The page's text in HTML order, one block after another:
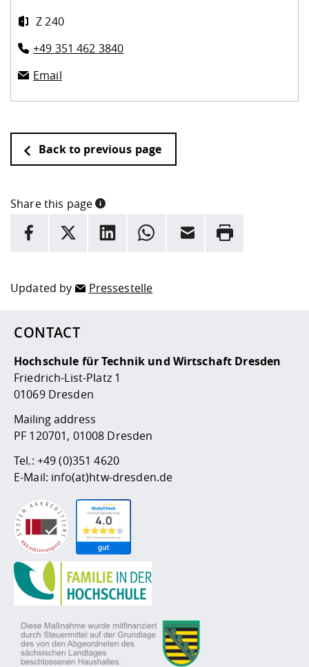
Z 240
+49 351 462 3840
Email
Back to previous page
Share this page
INFORMATION
facebook
X LinkedInwhatsappEmail Rrint
Updated by Pressestelle
CONTACT
Hochschule für Technik und Wirtschaft Dresden
Friedrich-List-Platz 1
01069 Dresden
Mailing address
PF 120701, 01008 Dresden
Tel.: +49 (0)351 4620
E-Mail: info(at)htw-dresden.de